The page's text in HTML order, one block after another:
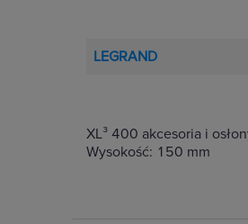
LEGRAND
XL³ 400 akcesoria i
Wysokość: 150 mm